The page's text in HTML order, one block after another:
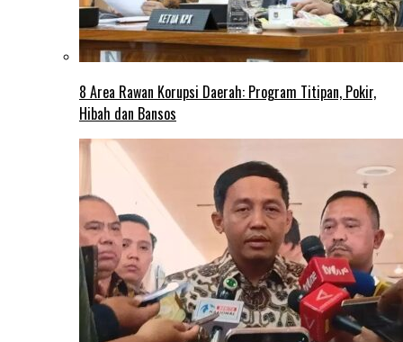
8 Area Rawan Korupsi Daerah: Program Titipan, Pokir,
Hibah dan Bansos